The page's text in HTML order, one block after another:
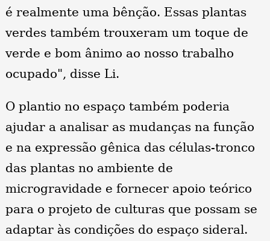
é realmente uma bênção. Essas plantas
verdes também trouxeram um toque de
verde e bom ânimo ao nosso trabalho
ocupado", disse Li.
O plantio no espaço também poderia
ajudar a analisar as mudanças na função
e na expressão gênica das células-tronco
das plantas no ambiente de
microgravidade e fornecer apoio teórico
para o projeto de culturas que possam se
adaptar às condições do espaço sideral.